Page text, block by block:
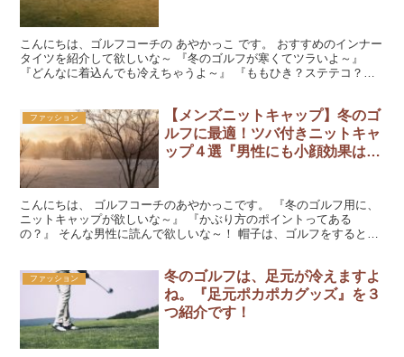
こんにちは、ゴルフコーチの あやかっこ です。 おすすめのインナー
タイツを紹介して欲しいな～ 『冬のゴルフが寒くてツラいよ～』
『どんなに着込んでも冷えちゃうよ～』 『ももひき？ステテコ？お
ファッション
【メンズニットキャップ】冬のゴ
ルフに最適！ツバ付きニットキャ
ップ４選『男性にも小顔効果は、
こんにちは、 ゴルフコーチのあやかっこです。 『冬のゴルフ用に、
ニットキャップが欲しいな～』 『かぶり方のポイントってある
の？』 そんな男性に読んで欲しいな～！ 帽子は、ゴルフをするとき
ファッション
冬のゴルフは、足元が冷えますよ
ね。『足元ポカポカグッズ』を３
つ紹介です！